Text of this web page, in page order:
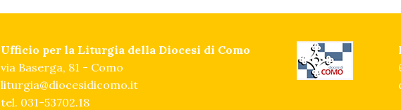
Ufficio per la Liturgia della Diocesi di Como
via Baserga, 81 - Como
liturgia@diocesidicomo.it
tel. 031-53702.18